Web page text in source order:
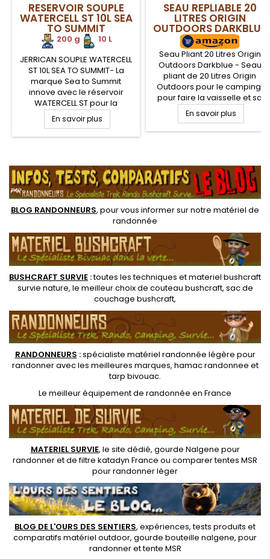
RESERVOIR SOUPLE
WATERCELL ST 10L SEA
TO SUMMIT
200 g
10 L
JERRICAN SOUPLE WATERCELL
ST 10L SEA TO SUMMIT- La
marque Sea to Summit
innove avec le réservoir
WATERCELL ST pour la
randonnée légère et le
camping. Le réservoir souple
Watercell ST est une poche
pliante une fois vide, pour un
gain de place dans votre sac
à dos randonneur. Goulot
large ouverture...
En savoir plus
SEAU REPLIABLE 20
LITRES ORIGIN
OUTDOORS DARKBLUE
Seau Pliant 20 Litres Origin
Outdoors Darkblue - Seau
pliant de 20 Litres Origin
Outdoors pour le camping,
pour faire la vaisselle et sa
toilette en plein air. Seau
pliant en polyester 500D
enduction PVC résistant avec
Compact, ce seau pliant se
range facilement
En savoir plus
BLOG RANDONNEURS, pour vous informer sur notre matériel de
randonnée
BUSHCRAFT SURVIE :toutes les techniques etmateriel bushcraft
survie nature, le meilleur choix de couteau bushcraft, sac de
couchage bushcraft,
RANDONNEURS :spécialiste matériel randonnée légère pour
randonner avec les meilleures marques, hamac randonnee et
tarp bivouac.
Le meilleur équipement de randonnée en France
MATERIEL SURVIE, le site dédié, gourde Nalgene pour
randonneret defiltre katadyn France ou comparer tentes MSR
pour randonner léger
BLOG DE L'OURS DES SENTIERS, expériences, tests produits et
comparatifs matériel outdoor, gourde bouteille nalgene, pour
randonner ettente MSR